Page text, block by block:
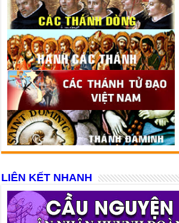
LIÊN KẾT NHANH